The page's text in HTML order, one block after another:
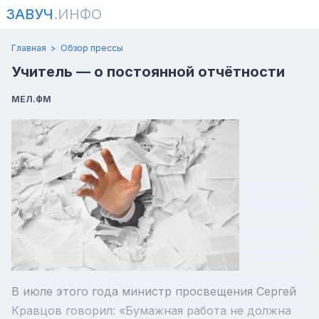
ЗАВУЧ.ИНФО
Главная Обзор прессы
Учитель — о постоянной отчётности
МЕЛ.ФМ
В июле этого года министр просвещения Сергей
Кравцов говорил: «Бумажная работа не должна